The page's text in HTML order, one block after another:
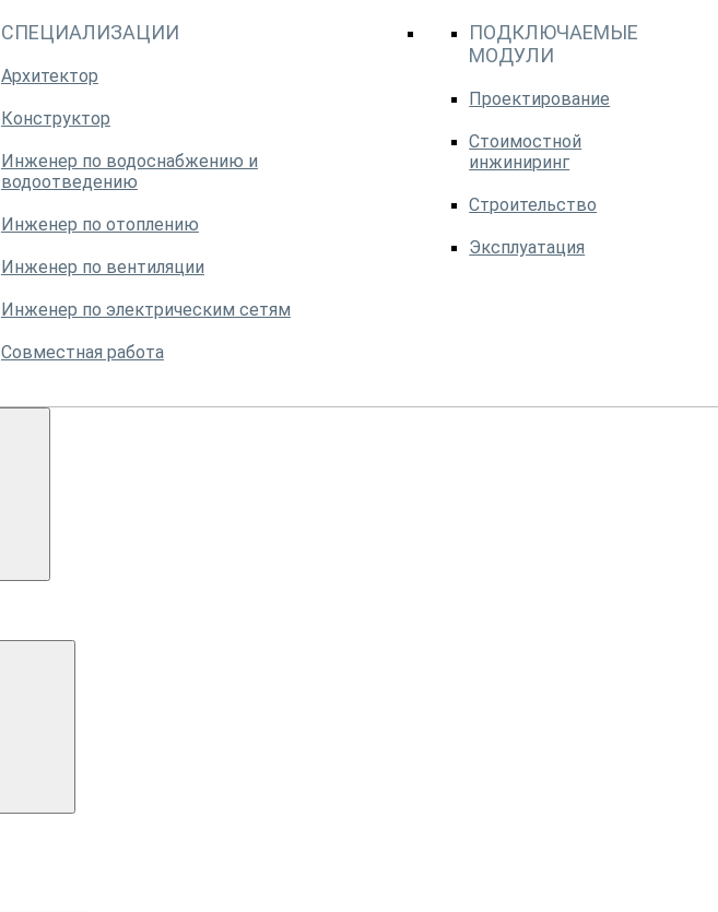
СПЕЦИАЛИЗАЦИИ
Архитектор
Конструктор
Инженер по водоснабжению и
водоотведению
Инженер по отоплению
Инженер по вентиляции
Инженер по электрическим сетям
Совместная работа
ПОДКЛЮЧАЕМЫЕ
МОДУЛИ
Проектирование
Стоимостной
инжиниринг
Строительство
Эксплуатация